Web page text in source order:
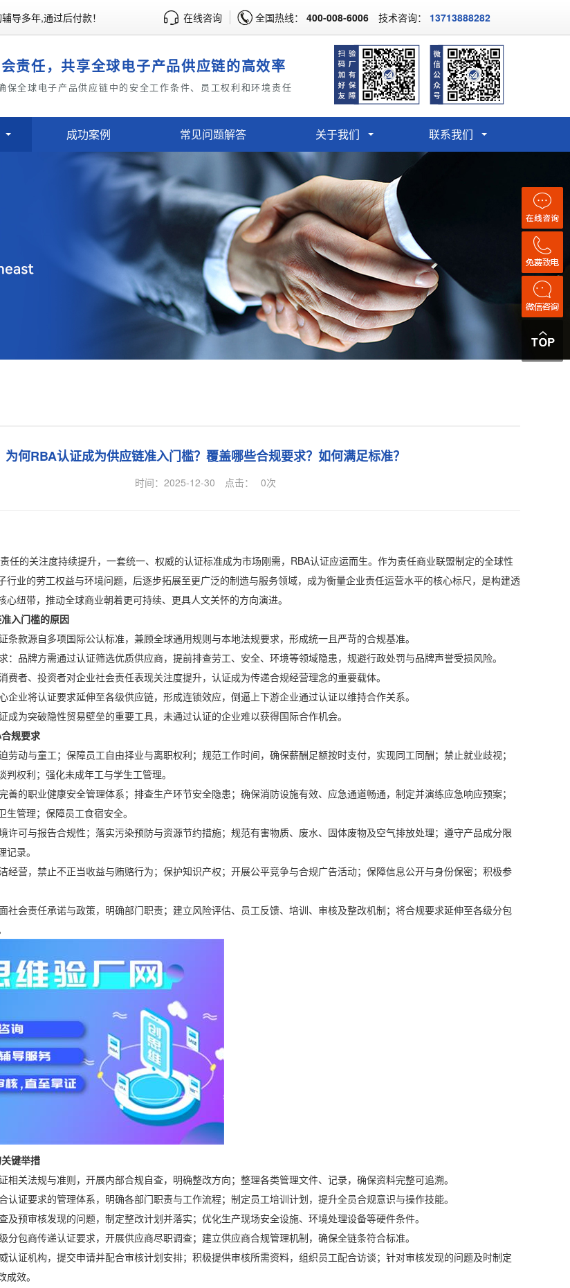
导多年,通过后付款！ 在线咨询 全国热线： 400-008-6006 技术咨询： 13713888282
责任，共享全球电子产品供应链的高效率
保全球电子产品供应链中的安全工作条件、员工权利和环境责任
成功案例 常见问题解答 关于我们 联系我们
为何RBA认证成为供应链准入门槛？覆盖哪些合规要求？如何满足标准？
时间：2025-12-30 点击： 0次
的关注度持续提升，一套统一、权威的认证标准成为市场刚需，RBA认证应运而生。作为责任商业联盟制定的全球性
行业的劳工权益与环境问题，后逐步拓展至更广泛的制造与服务领域，成为衡量企业责任运营水平的核心标尺，是构建透
心纽带，推动全球商业朝着更可持续、更具人文关怀的方向演进。
入门槛的原因
源自多项国际公认标准，兼顾全球通用规则与本地法规要求，形成统一且严苛的合规基准。
牌方需通过认证筛选优质供应商，提前排查劳工、安全、环境等领域隐患，规避行政处罚与品牌声誉受损风险。
、投资者对企业社会责任表现关注度提升，认证成为传递合规经营理念的重要载体。
将认证要求延伸至各级供应链，形成连锁效应，倒逼上下游企业通过认证以维持合作关系。
为突破隐性贸易壁垒的重要工具，未通过认证的企业难以获得国际合作机会。
规要求
与童工；保障员工自由择业与离职权利；规范工作时间，确保薪酬足额按时支付，实现同工同酬；禁止就业歧视；
权利；强化未成年工与学生工管理。
职业健康安全管理体系；排查生产环节安全隐患；确保消防设施有效、应急通道畅通，制定并演练应急响应预案；
管理；保障员工食宿安全。
可与报告合规性；落实污染预防与资源节约措施；规范有害物质、废水、固体废物及空气排放处理；遵守产品成分限
录。
营，禁止不正当收益与贿赂行为；保护知识产权；开展公平竞争与合规广告活动；保障信息公开与身份保密；积极参
会责任承诺与政策，明确部门职责；建立风险评估、员工反馈、培训、审核及整改机制；将合规要求延伸至各级分包
键举措
法规与准则，开展内部合规自查，明确整改方向；整理各类管理文件、记录，确保资料完整可追溯。
要求的管理体系，明确各部门职责与工作流程；制定员工培训计划，提升全员合规意识与操作技能。
审核发现的问题，制定整改计划并落实；优化生产现场安全设施、环境处理设备等硬件条件。
商传递认证要求，开展供应商尽职调查；建立供应商合规管理机制，确保全链条符合标准。
证机构，提交申请并配合审核计划安排；积极提供审核所需资料，组织员工配合访谈；针对审核发现的问题及时制定
效。